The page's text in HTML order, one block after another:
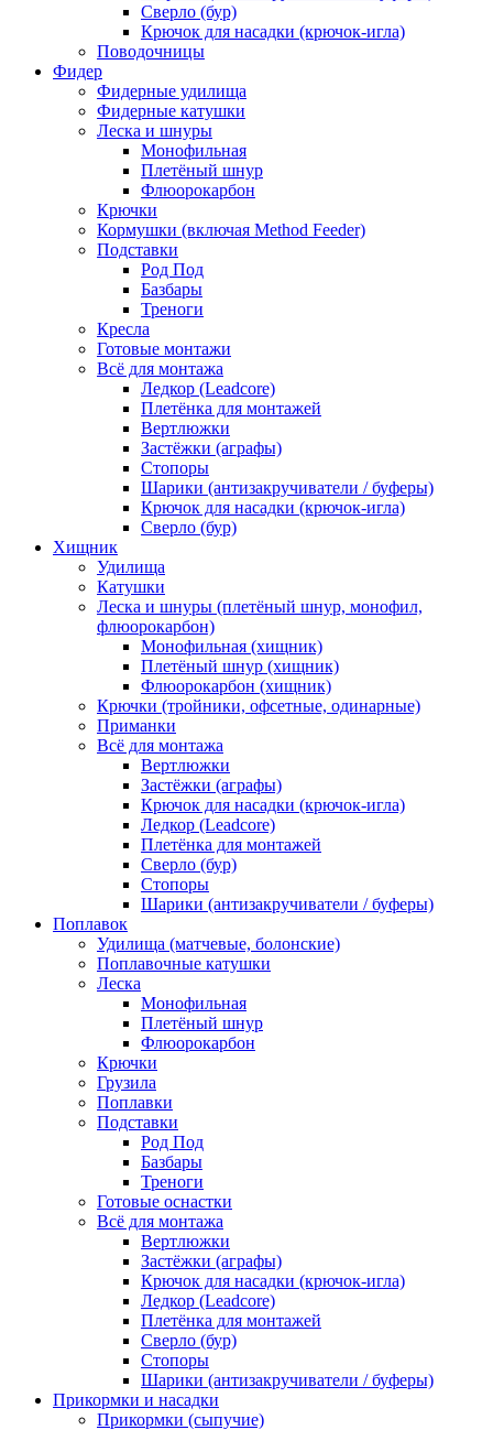
Сверло (бур)
Крючок для насадки (крючок-игла)
Поводочницы
Фидер
Фидерные удилища
Фидерные катушки
Леска и шнуры
Монофильная
Плетёный шнур
Флюорокарбон
Крючки
Кормушки (включая Method Feeder)
Подставки
Род Под
Базбары
Треноги
Кресла
Готовые монтажи
Всё для монтажа
Ледкор (Leadcore)
Плетёнка для монтажей
Вертлюжки
Застёжки (аграфы)
Стопоры
Шарики (антизакручиватели / буферы)
Крючок для насадки (крючок-игла)
Сверло (бур)
Хищник
Удилища
Катушки
Леска и шнуры (плетёный шнур, монофил,
флюорокарбон)
Монофильная (хищник)
Плетёный шнур (хищник)
Флюорокарбон (хищник)
Крючки (тройники, офсетные, одинарные)
Приманки
Всё для монтажа
Вертлюжки
Застёжки (аграфы)
Крючок для насадки (крючок-игла)
Ледкор (Leadcore)
Плетёнка для монтажей
Сверло (бур)
Стопоры
Шарики (антизакручиватели / буферы)
Поплавок
Удилища (матчевые, болонские)
Поплавочные катушки
Леска
Монофильная
Плетёный шнур
Флюорокарбон
Крючки
Грузила
Поплавки
Подставки
Род Под
Базбары
Треноги
Готовые оснастки
Всё для монтажа
Вертлюжки
Застёжки (аграфы)
Крючок для насадки (крючок-игла)
Ледкор (Leadcore)
Плетёнка для монтажей
Сверло (бур)
Стопоры
Шарики (антизакручиватели / буферы)
Прикормки и насадки
Прикормки (сыпучие)